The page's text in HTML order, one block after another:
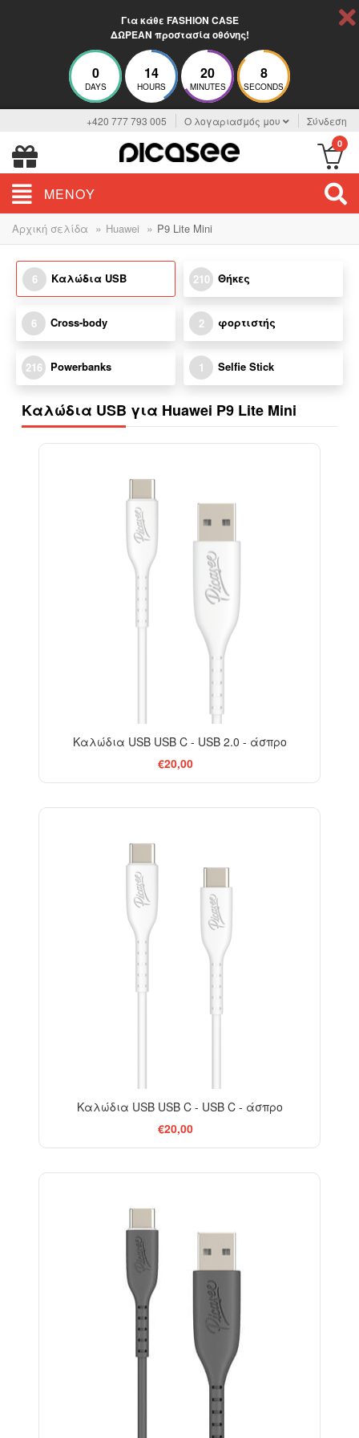
Για κάθε FASHION CASE
ΔΩΡΕΑΝ προστασία οθόνης!
0
DAYS
14
HOURS
20
MINUTES
8
SECONDS
+420 777 793 005 Ο λογαριασμός μου Σύνδεση
0
ΜΕΝΟΎ
Αρχική σελίδα » Huawei » P9 Lite Mini
6 Καλώδια USB 210 Θήκες
6 Cross-body 2 φορτιστής
216 Powerbanks 1 Selfie Stick
Καλώδια USB για Huawei P9 Lite Mini
Καλώδια USB USB C - USB 2.0 - άσπρο
€20,00
Καλώδια USB USB C - USB C - άσπρο
€20,00